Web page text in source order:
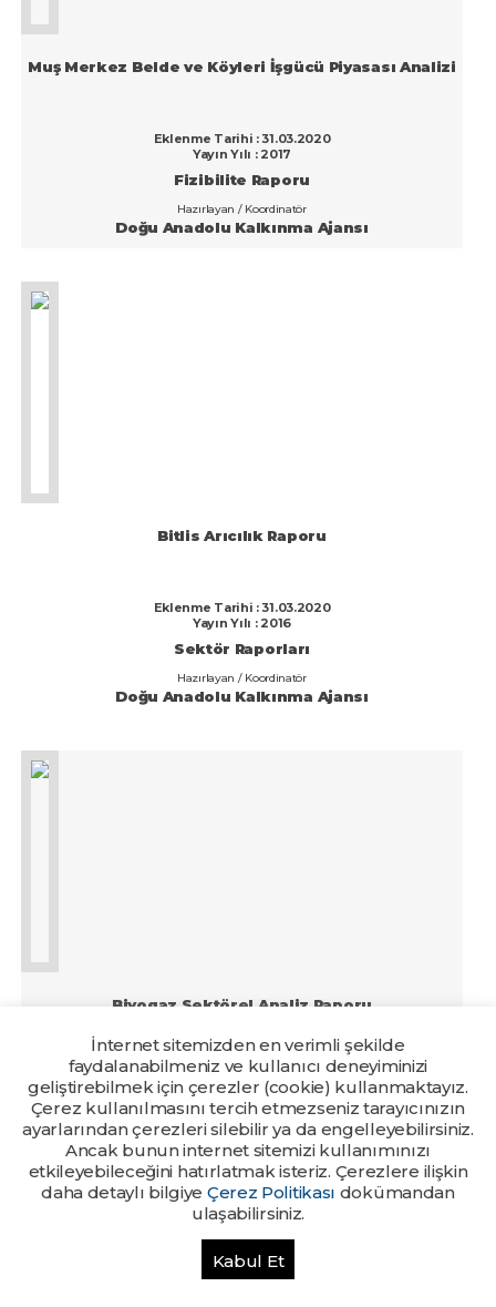
Muş Merkez Belde ve Köyleri İşgücü Piyasası Analizi
Eklenme Tarihi : 31.03.2020
Yayın Yılı : 2017
Fizibilite Raporu
Hazırlayan / Koordinatör
Doğu Anadolu Kalkınma Ajansı
Bitlis Arıcılık Raporu
Eklenme Tarihi : 31.03.2020
Yayın Yılı : 2016
Sektör Raporları
Hazırlayan / Koordinatör
Doğu Anadolu Kalkınma Ajansı
Biyogaz Sektörel Analiz Raporu
Eklenme Tarihi : 31.03.2020
Yayın Yılı : 2016
Sektör Raporları
Hazırlayan / Koordinatör
Doğu Anadolu Kalkınma Ajansı
İnternet sitemizden en verimli şekilde
faydalanabilmeniz ve kullanıcı deneyiminizi
geliştirebilmek için çerezler (cookie) kullanmaktayız.
Çerez kullanılmasını tercih etmezseniz tarayıcınızın
ayarlarından çerezleri silebilir ya da engelleyebilirsiniz.
Ancak bunun internet sitemizi kullanımınızı
etkileyebileceğini hatırlatmak isteriz. Çerezlere ilişkin
daha detaylı bilgiye Çerez Politikası dokümandan
ulaşabilirsiniz.
Kabul Et